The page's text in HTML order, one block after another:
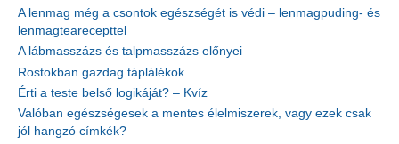
A lenmag még a csontok egészségét is védi – lenmagpuding- és
lenmagtearecepttel
A lábmasszázs és talpmasszázs előnyei
Rostokban gazdag táplálékok
Érti a teste belső logikáját? – Kvíz
Valóban egészségesek a mentes élelmiszerek, vagy ezek csak
jól hangzó címkék?